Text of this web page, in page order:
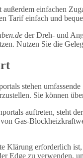
einfachen
Tarif einfach und
der Dreh- und
Nutzen Sie die
stehen
Sie können
auftreten, steht
Gas-
Klärung erforderlich
Edge zu verwenden,